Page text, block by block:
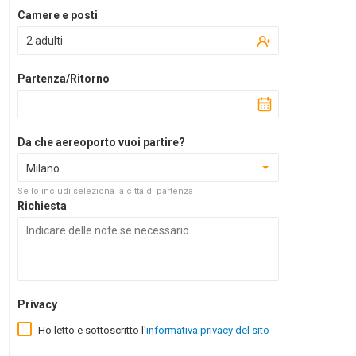
Camere e posti
2 adulti
Partenza/Ritorno
Da che aereoporto vuoi partire?
Milano
Se lo includi seleziona la città di partenza
Richiesta
Privacy
Ho letto e sottoscritto l'informativa privacy del sito